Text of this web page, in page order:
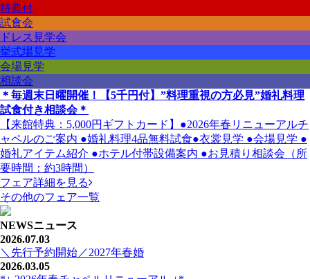
特典付
試食会
ドレス見学会
挙式場見学
会場見学
相談会
＊毎週末日曜開催！【5千円付】”料理重視の方必見”婚礼料理
試食付き相談会＊
【来館特典：5,000円ギフトカード】●2026年春リニューアルチ
ャペルのご案内 ●婚礼料理4品無料試食●衣裳見学 ●会場見学 ●
婚礼アイテム紹介 ●ホテル付帯設備案内 ●お見積り相談会（所
要時間：約3時間）
フェア詳細を見る
その他のフェア一覧
NEWSニュース
2026.07.03
＼先行予約開始／2027年春婚
2026.03.05